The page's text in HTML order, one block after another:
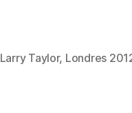
Larry Taylor, Londres